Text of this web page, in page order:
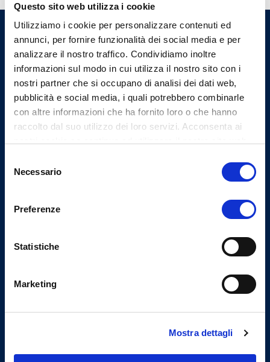
Questo sito web utilizza i cookie
Utilizziamo i cookie per personalizzare contenuti ed
annunci, per fornire funzionalità dei social media e per
analizzare il nostro traffico. Condividiamo inoltre
informazioni sul modo in cui utilizza il nostro sito con i
nostri partner che si occupano di analisi dei dati web,
pubblicità e social media, i quali potrebbero combinarle
con altre informazioni che ha fornito loro o che hanno
raccolto dal suo utilizzo dei loro servizi. Acconsenta ai
delNecessario
Preferenze
Statistiche
Marketing
Mostra dettagli
Ordine Provinciale dei Medici
Chirurghi e degli Odontoiatri
di Varese
Indirizzi email
Uffici
Indirizzo
Varese